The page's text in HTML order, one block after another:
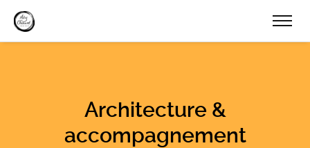
Architecture &
accompagnement